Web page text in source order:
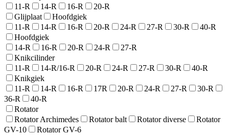
11-R
14-R 16-R
20-R
Glijplaat
Hoofdgiek
11-R
14-R 16-R 20-R 24-R 27-R 30-R
40-R
Hoofdgiek
14-R
16-R 20-R 24-R
27-R
Knikcilinder
11-R
14-R/16-R 20-R 24-R 27-R 30-R
40-R
Knikgiek
11-R
14-R 16-R 17R 20-R 24-R 27-R
30-R
36-R
40-R
Rotator
Rotator Archimedes
Rotator balt Rotator diverse
Rotator
GV-10
Rotator GV-6